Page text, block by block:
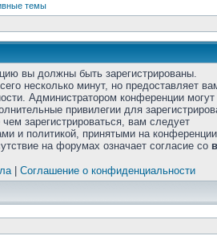
темы
вы должны быть зарегистрированы.
несколько минут, но предоставляет
Администратором конференции
привилегии для
зарегистрироваться, вам следует
и политикой, принятыми на
на форумах означает согласие со
| Соглашение о конфиденциальности